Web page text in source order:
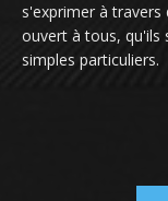
s'exprimer à travers
ouvert à tous, qu'ils
simples particuliers.